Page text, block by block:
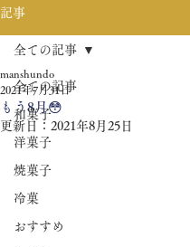
記事
全ての記事
和菓子
洋菓子
焼菓子
冷菓
おすすめ
全ての記事
もう8月😳
manshundo
2021年7月31日
更新日： 2021年8月25日